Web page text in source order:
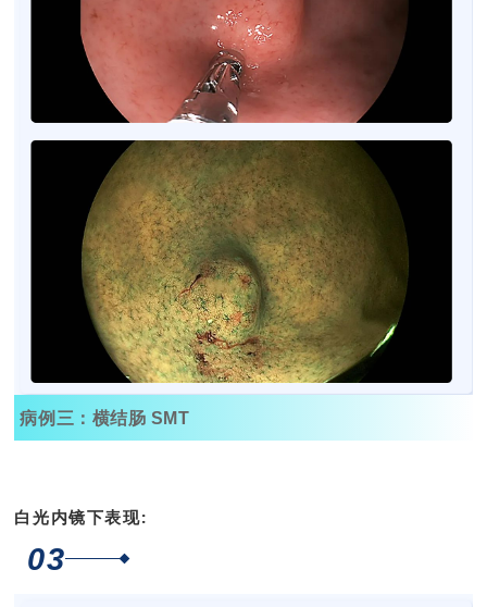
病例三：横结肠 SMT
白光内镜下表现:
03